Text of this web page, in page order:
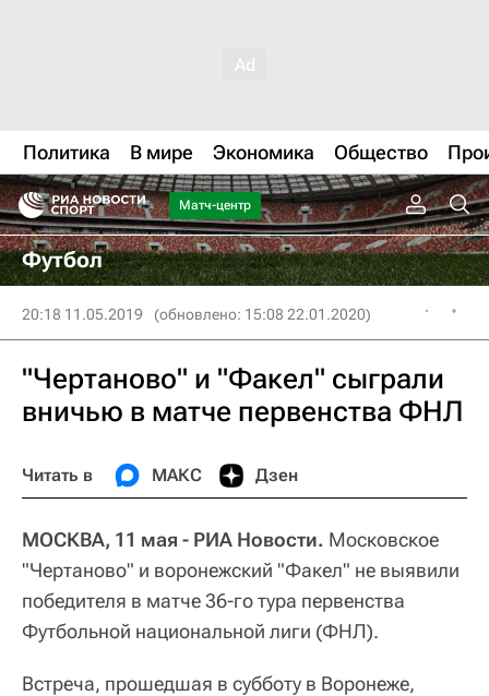
Политика В мире Экономика Общество
Матч-центр
Футбол
20:18 11.05.2019 (обновлено: 15:08 22.01.2020)
"Чертаново" и "Факел" сыграли
вничью в матче первенства ФНЛ
Читать в МАКС Дзен
МОСКВА, 11 мая - РИА Новости. Московское
"Чертаново" и воронежский "Факел" не выявили
победителя в матче 36-го тура первенства
Футбольной национальной лиги (ФНЛ).
Встреча, прошедшая в субботу в Воронеже,